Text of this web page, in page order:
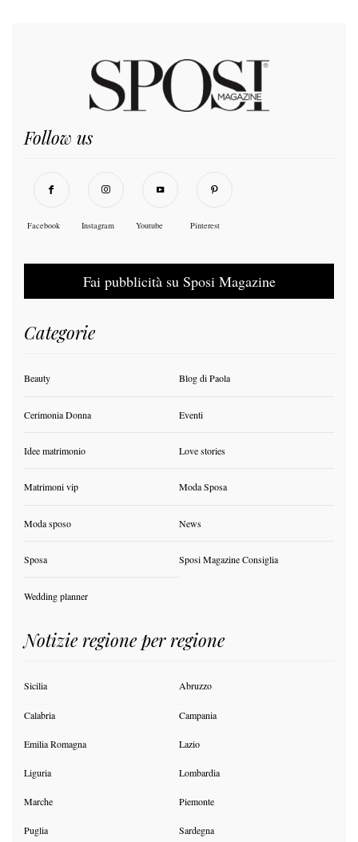
Follow us
Facebook Instagram Youtube Pinterest
Fai pubblicità su Sposi Magazine
Categorie
Beauty Blog di Paola
Cerimonia Donna Eventi
Idee matrimonio Love stories
Matrimoni vip Moda Sposa
Moda sposo News
Sposa Sposi Magazine Consiglia
Wedding planner
Notizie regione per regione
Sicilia Abruzzo
Calabria Campania
Emilia Romagna Lazio
Liguria Lombardia
Marche Piemonte
Puglia Sardegna